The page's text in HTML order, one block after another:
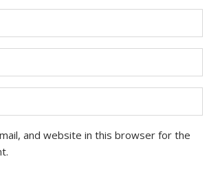
and website in this browser for the